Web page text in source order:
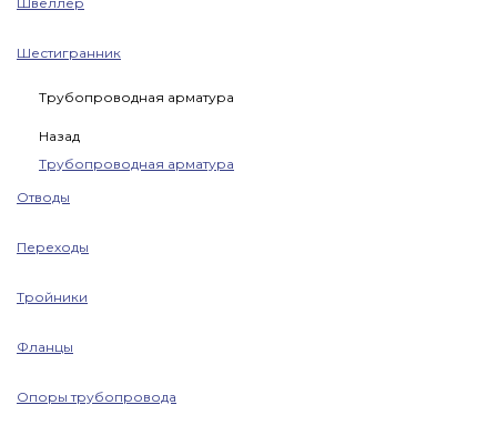
Шестигранник
Трубопроводная арматура
Назад
Трубопроводная арматура
Отводы
Переходы
Тройники
Фланцы
Опоры трубопровода